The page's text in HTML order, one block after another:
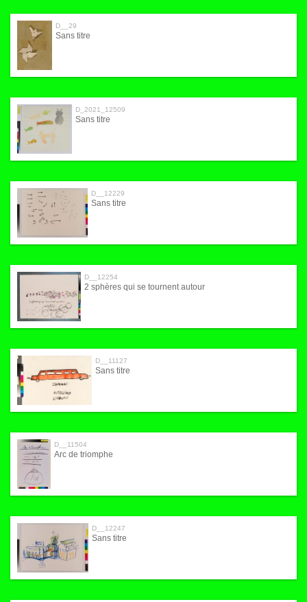
D__29
Sans titre
D_2021_12509
Sans titre
D__12229
Sans titre
D__12254
2 sphères qui se tournent autour
D__11127
Sans titre
D__11504
Arc de triomphe
D__12247
Sans titre